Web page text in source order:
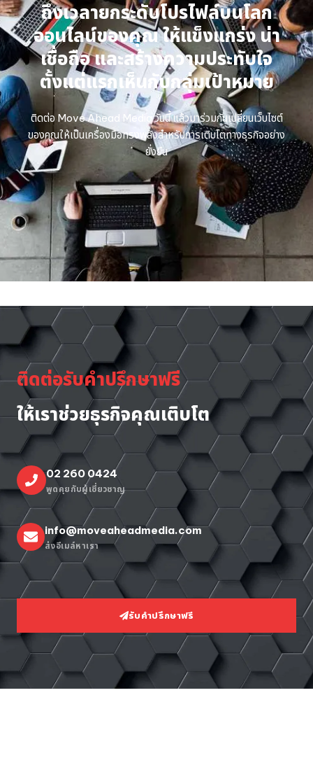
ถึงเวลายกระดับโปรไฟล์บนโลก
ออนไลน์ของคุณ ให้แข็งแกร่ง น่า
เชื่อถือ และสร้างความประทับใจ
ตั้งแต่แรกเห็นกับกลุ่มเป้าหมาย
ติดต่อ Move Ahead Media วันนี้ แล้วมาร่วมกันเปลี่ยนเว็บไซต์
ของคุณให้เป็นเครื่องมือทรงพลังสำหรับการเติบโตทางธุรกิจอย่าง
ยั่งยืน
ติดต่อรับคำปรึกษาฟรี
ให้เราช่วยธุรกิจคุณเติบโต
02 260 0424
พูดคุยกับผู้เชี่ยวชาญ
info@moveaheadmedia.com
ส่งอีเมล์หาเรา
รับคำปรึกษาฟรี